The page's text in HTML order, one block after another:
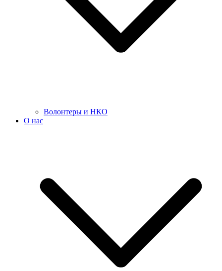
Волонтеры и НКО
О нас